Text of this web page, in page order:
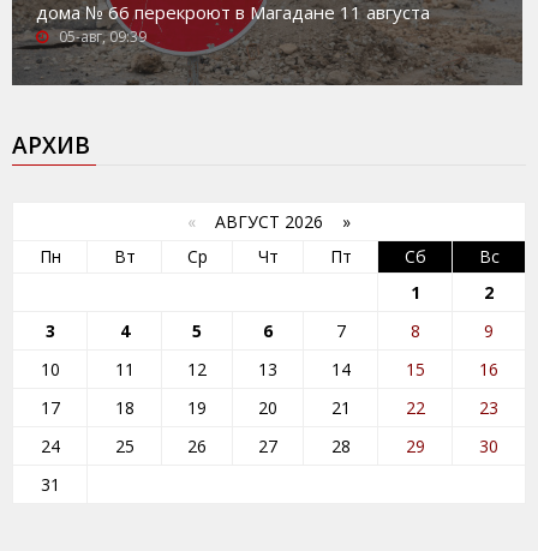
дома № 66 перекроют в Магадане 11 августа
05-авг, 09:39
АРХИВ
« АВГУСТ 2026 »
Пн
Вт Ср Чт Пт Сб
Вс
1
2
3
4 5 6 7 8
9
10
11 12 13 14 15
16
17
18 19 20 21 22
23
24
25 26 27 28 29
30
31